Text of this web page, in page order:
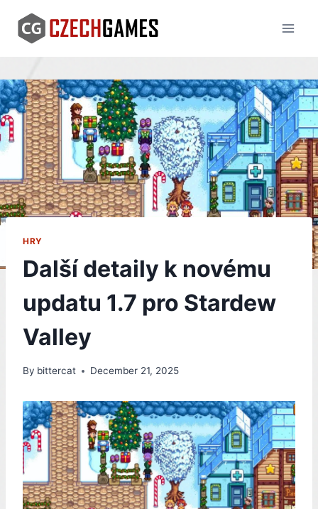
content
HRY
Další detaily k novému
updatu 1.7 pro Stardew
Valley
By bittercat December 21, 2025